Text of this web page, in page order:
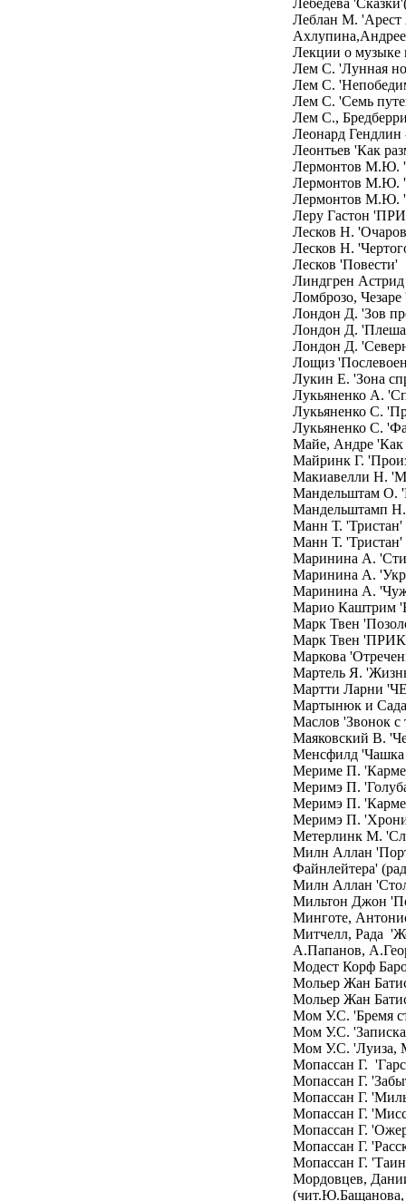
Лебедева
Леблан М. 'Арест
Лекции о музыке
Лем С. 'Лунная
Лем С.
Лем С. 'Семь
Лем С.,
Леонард
Леонтьев 'Как
Лермонтов М.Ю.
Лермонтов М.Ю.
Лермонтов М.Ю.
Леру Гастон
Лесков Н.
Лесков Н.
Лесков 'Повести'
Линдгрен
Ломброзо, Чезаре
Лондон Д. 'Зов
Лондон Д.
Лондон Д.
Лощиз
Лукин Е. 'Зона
Лукьяненко А.
Лукьяненко С.
Лукьяненко С.
Майе, Андре 'Как
Майринк Г.
Макиавелли Н.
Мандельштам О.
Мандельштамп
Манн Т. 'Тристан'
Манн Т. 'Тристан'
Маринина А.
Маринина А.
Маринина А.
Марио Каштрим
Марк Твен
Марк Твен
Маркова
Мартель Я.
Мартти Ларни
Мартынюк и
Маслов 'Звонок с
Маяковский В.
Менсфилд 'Чашка
Мериме П.
Меримэ П.
Меримэ П.
Меримэ П.
Метерлинк М.
Милн Аллан
Файнлейтера'
Милн Аллан
Мильтон Джон
Минготе,
Митчелл, Рада
А.Папанов,
Модест Корф
Мольер Жан
Мольер Жан
Мом У.С. 'Бремя
Мом У.С.
Мом У.С. 'Луиза,
Мопассан Г.
Мопассан Г.
Мопассан Г.
Мопассан Г.
Мопассан Г.
Мопассан Г.
Мопассан Г.
Мордовцев,